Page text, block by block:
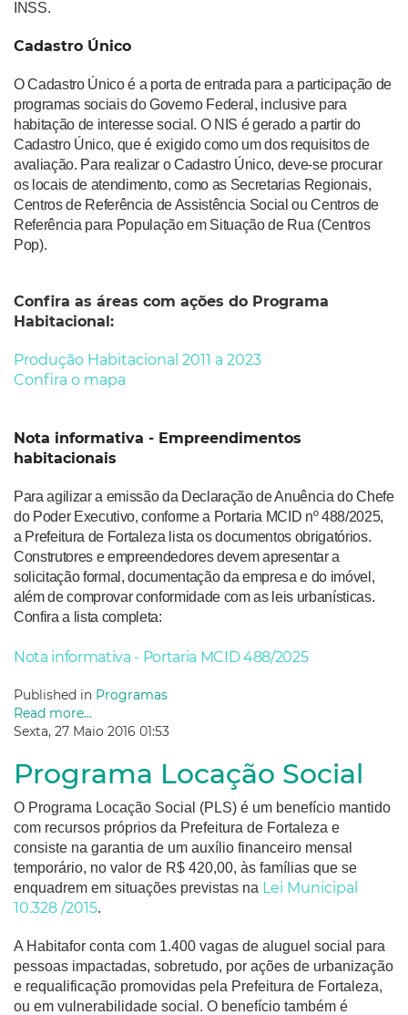
INSS.
Cadastro Único
O Cadastro Único é a porta de entrada para a participação de
programas sociais do Governo Federal, inclusive para
habitação de interesse social. O NIS é gerado a partir do
Cadastro Único, que é exigido como um dos requisitos de
avaliação. Para realizar o Cadastro Único, deve-se procurar
os locais de atendimento, como as Secretarias Regionais,
Centros de Referência de Assistência Social ou Centros de
Referência para População em Situação de Rua (Centros
Pop).
Confira as áreas com ações do Programa
Habitacional:
Produção Habitacional 2011 a 2023
Confira o mapa
Nota informativa - Empreendimentos
habitacionais
Para agilizar a emissão da Declaração de Anuência do Chefe
do Poder Executivo, conforme a Portaria MCID nº 488/2025,
a Prefeitura de Fortaleza lista os documentos obrigatórios.
Construtores e empreendedores devem apresentar a
solicitação formal, documentação da empresa e do imóvel,
além de comprovar conformidade com as leis urbanísticas.
Confira a lista completa:
Nota informativa - Portaria MCID 488/2025
Published in Programas
Read more...
Sexta, 27 Maio 2016 01:53
Programa Locação Social
O Programa Locação Social (PLS) é um benefício mantido
com recursos próprios da Prefeitura de Fortaleza e
consiste na garantia de um auxílio financeiro mensal
temporário, no valor de R$ 420,00, às famílias que se
enquadrem em situações previstas na Lei Municipal
10.328 /2015.
A Habitafor conta com 1.400 vagas de aluguel social para
pessoas impactadas, sobretudo, por ações de urbanização
e requalificação promovidas pela Prefeitura de Fortaleza,
ou em vulnerabilidade social. O benefício também é